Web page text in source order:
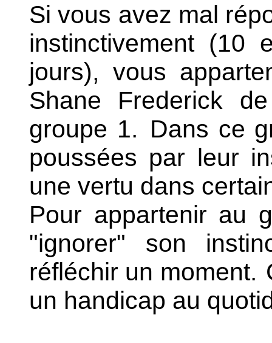
Si vous avez mal
instinctivement (10
jours), vous
Shane Frederick
groupe 1. Dans ce
poussées par leur
une vertu dans
Pour appartenir au
"ignorer" son
réfléchir un moment.
un handicap au